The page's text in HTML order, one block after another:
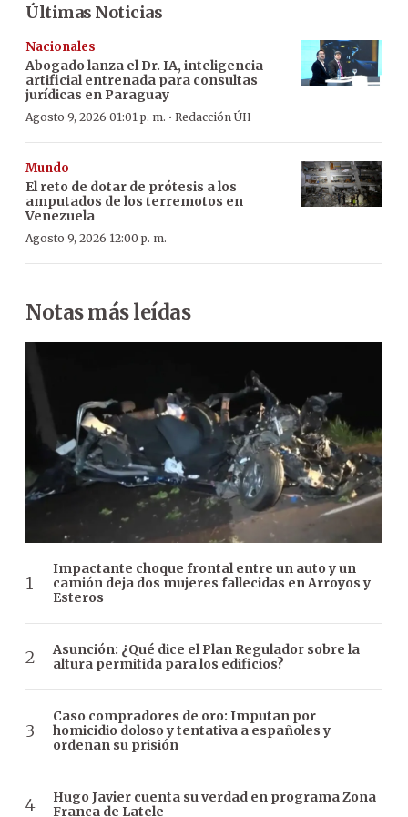
Últimas Noticias
Nacionales
Abogado lanza el Dr. IA, inteligencia
artificial entrenada para consultas
jurídicas en Paraguay
Agosto 9, 2026 01:01 p. m. · Redacción ÚH
Mundo
El reto de dotar de prótesis a los
amputados de los terremotos en
Venezuela
Agosto 9, 2026 12:00 p. m.
Notas más leídas
Impactante choque frontal entre un auto y un
camión deja dos mujeres fallecidas en Arroyos y
Esteros
Asunción: ¿Qué dice el Plan Regulador sobre la
altura permitida para los edificios?
Caso compradores de oro: Imputan por
homicidio doloso y tentativa a españoles y
ordenan su prisión
Hugo Javier cuenta su verdad en programa Zona
Franca de Latele